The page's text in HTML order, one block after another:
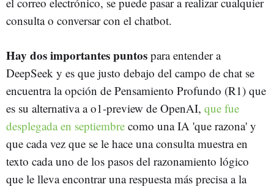
consulta o conversar con el chatbot.
Hay dos importantes puntos para entender a
DeepSeek y es que justo debajo del campo de chat se
encuentra la opción de Pensamiento Profundo (R1) que
es su alternativa a o1-preview de OpenAI, que fue
desplegada en septiembre como una IA 'que razona' y
que cada vez que se le hace una consulta muestra en
texto cada uno de los pasos del razonamiento lógico
que le lleva encontrar una respuesta más precisa a la